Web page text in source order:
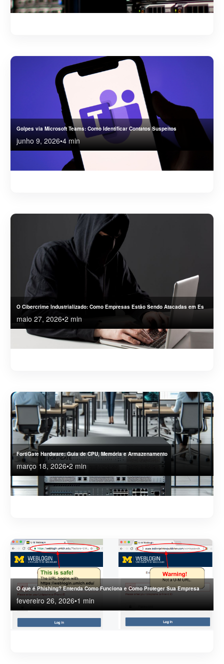
Golpes via Microsoft Teams: Como Identificar Contatos Suspeitos
junho 9, 2026•4 min
O Cibercrime Industrializado: Como Empresas Estão Sendo Atacadas em Es
maio 27, 2026•2 min
FortiGate Hardware: Guia de CPU, Memória e Armazenamento
março 18, 2026•2 min
O que é Phishing? Entenda Como Funciona e Como Proteger Sua Empresa
fevereiro 26, 2026•1 min